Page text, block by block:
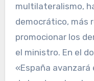
multilateralismo,
democrático, más
promocionar los
el ministro. En el
«España